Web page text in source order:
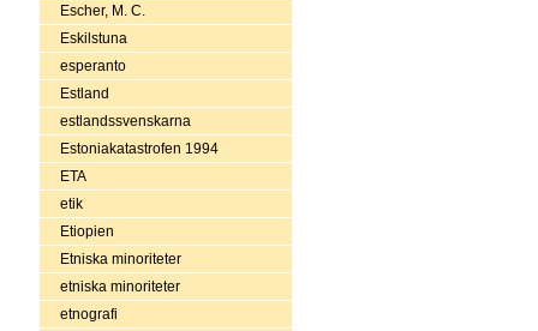
Escher, M. C.
Eskilstuna
esperanto
Estland
estlandssvenskarna
Estoniakatastrofen 1994
ETA
etik
Etiopien
Etniska minoriteter
etniska minoriteter
etnografi